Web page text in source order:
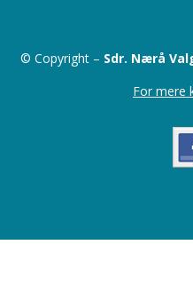
© Copyright – Sdr. Nærå
For mere